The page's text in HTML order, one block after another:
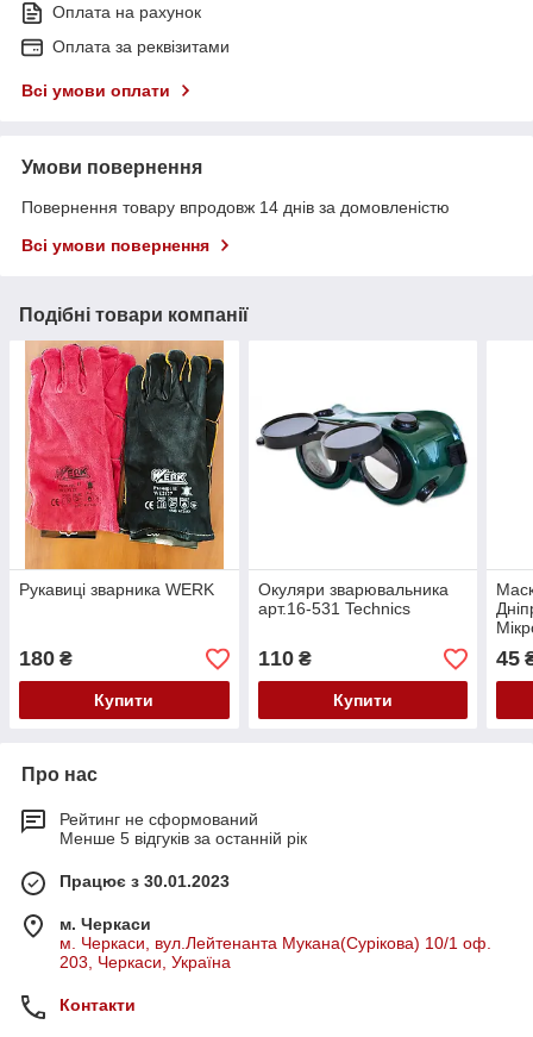
Оплата на рахунок
Оплата за реквізитами
Всі умови оплати
Умови повернення
Повернення товару впродовж 14 днів за домовленістю
Всі умови повернення
Подібні товари компанії
Рукавиці зварника WERK
180 ₴
Купити
Окуляри зварювальника
арт.16-531 Technics
110₴
Купити
45
Про нас
Рейтинг не сформований
Менше 5 відгуків за останній рік
Працює з 30.01.2023
м. Черкаси
м. Черкаси, вул.Лейтенанта Мукана(Сурікова) 10/1 оф.
203, Черкаси, Україна
Контакти